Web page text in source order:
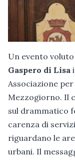
Un evento voluto
Gaspero di Lisa
Associazione
Mezzogiorno. Il
sul drammatico
carenza di
riguardano le
urbani. Il